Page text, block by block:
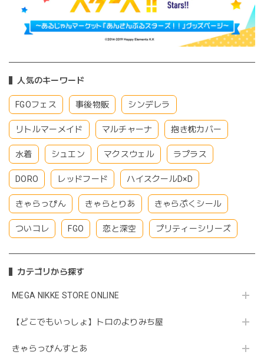
人気のキーワード
FGOフェス 事後物販 シンデレラ
リトルマーメイド マルチャーナ 抱き枕カバー
水着 シュエン マクスウェル ラプラス
DORO レッドフード ハイスクールD×D
きゃらっぴん きゃらとりあ きゃらぷくシール
ついコレ FGO 恋と深空 プリティーシリーズ
カテゴリから探す
MEGA NIKKE STORE ONLINE
【どこでもいっしょ】トロのよりみち屋
きゃらっぴんすとあ